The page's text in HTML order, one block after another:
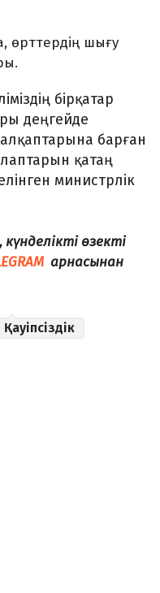
өрттердің шығу
бірқатар
деңгейде
барған
қатаң
министрлік
өзекті
арнасынан
Қауіпсіздік